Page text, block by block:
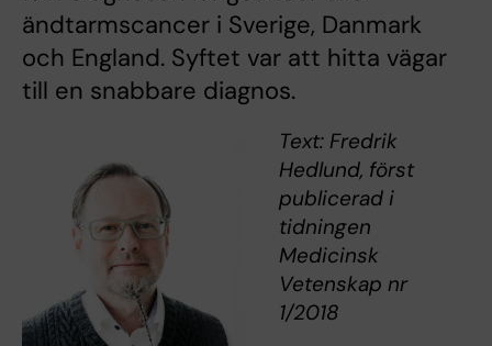
ändtarmscancer i Sverige, Danmark
och England. Syftet var att hitta vägar
till en snabbare diagnos.
Text: Fredrik
Hedlund, först
publicerad i
tidningen
Medicinsk
Vetenskap nr
1/2018